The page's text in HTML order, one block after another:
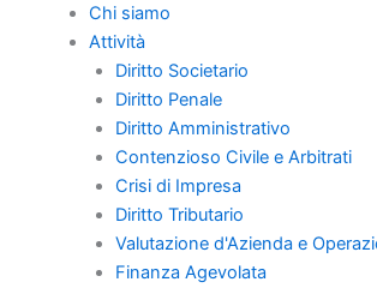
Chi siamo
Attività
Diritto Societario
Diritto Penale
Diritto Amministrativo
Contenzioso Civile e Arbitrati
Crisi di Impresa
Diritto Tributario
Valutazione d'Azienda e
Finanza Agevolata
Sindacato
giudiziale e
valutazioni di
bilancio